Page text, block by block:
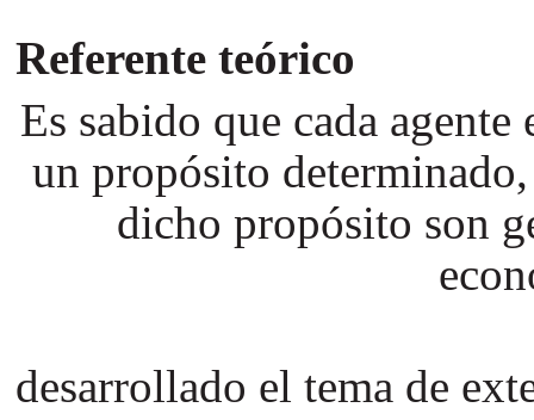
Referente teórico
Es sabido que cada
un propósito
dicho propósito son
desarrollado el tema de